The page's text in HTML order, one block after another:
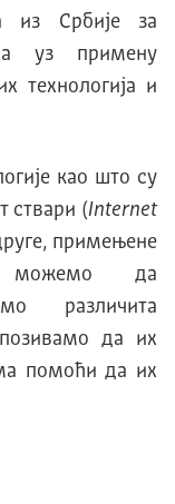
из Србије за
уз примену
технологија и
као што су
ствари (Internet
примењене
можемо да
различита
да их
помоћи да их